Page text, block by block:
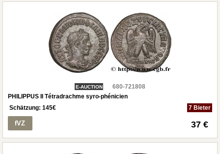
E-AUCTION
680-721808
PHILIPPUS II Tétradrachme syro-phénicien
Schätzung: 145€ 7 Bieter
fVZ 37 €